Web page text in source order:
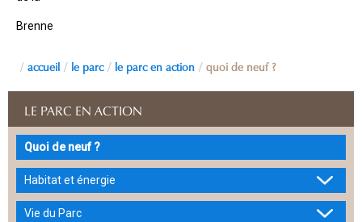
accueil le parc le parc en action quoi de neuf ?
LE PARC EN ACTION
Quoi de neuf ?
Habitat et énergie
Vie du Parc